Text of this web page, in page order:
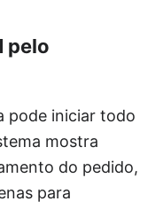
pelo
pode iniciar todo
mostra
do pedido,
para